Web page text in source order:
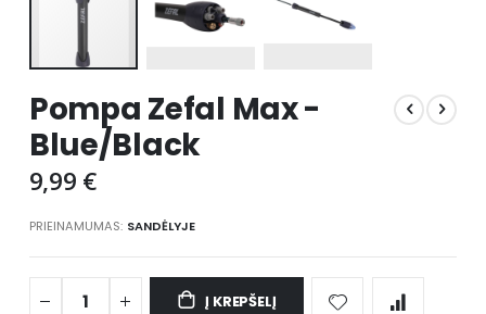
to
the
beginning
of
the
images
Pompa Zefal Max -
Blue/Black
9,99 €
PRIEINAMUMAS: SANDĖLYJE
Į KREPŠELĮ